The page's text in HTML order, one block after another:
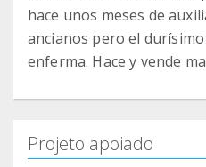
hace unos meses de
ancianos pero el
enferma. Hace y vende
Projeto apoiado